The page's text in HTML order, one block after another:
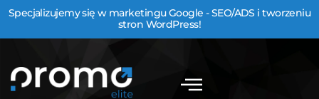
Specjalizujemy się w marketingu Google - SEO/ADS i tworzeniu
stron WordPress!